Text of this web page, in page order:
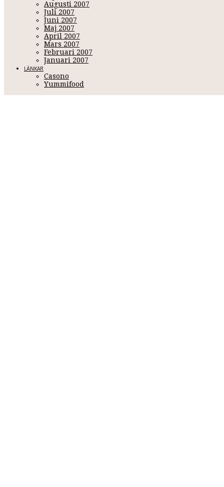
Augusti 2007
Juli 2007
Juni 2007
Maj 2007
April 2007
Mars 2007
Februari 2007
Januari 2007
LÄNKAR
Casono
Yummifood